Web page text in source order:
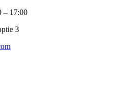
– 17:00
3